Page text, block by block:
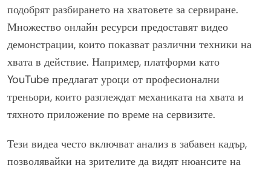
подобрят разбирането на хватовете за сервиране.
Множество онлайн ресурси предоставят видео
демонстрации, които показват различни техники на
хвата в действие. Например, платформи като
YouTube предлагат уроци от професионални
треньори, които разглеждат механиката на хвата и
тяхното приложение по време на сервизите.
Тези видеа често включват анализ в забавен кадър,
позволявайки на зрителите да видят нюансите на